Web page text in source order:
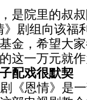
是院里的叔
》剧组向该福
金，希望大
这一万元就
配戏很默契
恩情》是一